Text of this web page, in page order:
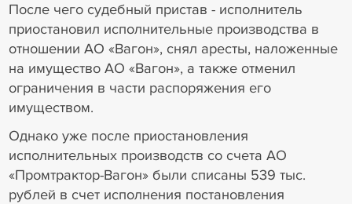
После чего судебный пристав - исполнитель
приостановил исполнительные производства в
отношении АО «Вагон», снял аресты, наложенные
на имущество АО «Вагон», а также отменил
ограничения в части распоряжения его
имуществом.
Однако уже после приостановления
исполнительных производств со счета АО
«Промтрактор-Вагон» были списаны 539 тыс.
рублей в счет исполнения постановления